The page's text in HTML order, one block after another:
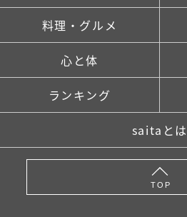
料理・グルメ
心と体
ランキング
saitaとは
TOP